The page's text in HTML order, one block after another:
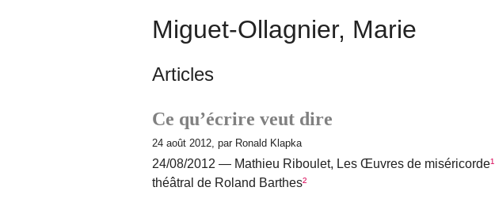
Miguet-Ollagnier, Marie
Articles
Ce qu’écrire veut dire
24 août 2012, par Ronald Klapka
24/08/2012 — Mathieu Riboulet, Les Œuvres de miséricorde¹
théâtral de Roland Barthes²